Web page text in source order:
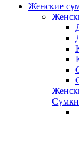
Женские
Сумки